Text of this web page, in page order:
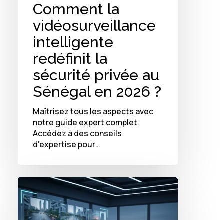
Comment la
vidéosurveillance
intelligente
redéfinit la
sécurité privée au
Sénégal en 2026 ?
Maîtrisez tous les aspects avec
notre guide expert complet.
Accédez à des conseils
d'expertise pour…
Comment
la
vidéosurveillance
intelligente